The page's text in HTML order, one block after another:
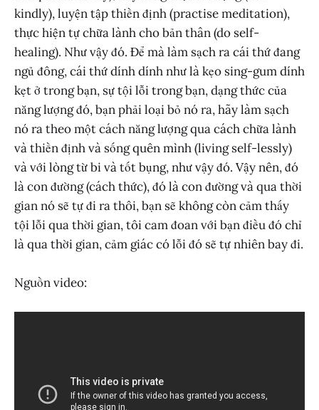
kindly), luyện tập thiền định (practise meditation),
thực hiện tự chữa lành cho bản thân (do self-
healing). Như vậy đó. Để mà làm sạch ra cái thứ đang
ngủ đông, cái thứ dính dính như là kẹo sing-gum dính
kẹt ở trong bạn, sự tội lỗi trong bạn, dạng thức của
năng lượng đó, bạn phải loại bỏ nó ra, hãy làm sạch
nó ra theo một cách năng lượng qua cách chữa lành
và thiền định và sống quên mình (living self-lessly)
và với lòng từ bi và tốt bụng, như vậy đó. Vậy nên, đó
là con đường (cách thức), đó là con đường và qua thời
gian nó sẽ tự đi ra thôi, bạn sẽ không còn cảm thấy
tội lỗi qua thời gian, tôi cam đoan với bạn điều đó chỉ
là qua thời gian, cảm giác có lỗi đó sẽ tự nhiên bay đi.
Nguồn video: